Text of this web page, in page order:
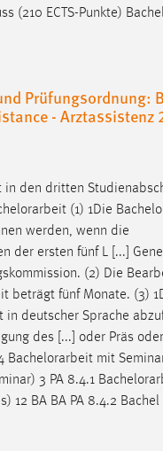
(210 ECTS-Punkte)
Prüfungsordnung:
- Arztassistenz
in den dritten
(1) 1Die
werden, wenn die
der ersten fünf L [...]
(2) Die
beträgt fünf Monate. (3)
in deutscher Sprache
des [...] oder Präs
Bachelorarbeit mit
3 PA 8.4.1
12 BA BA PA 8.4.2 Bachel